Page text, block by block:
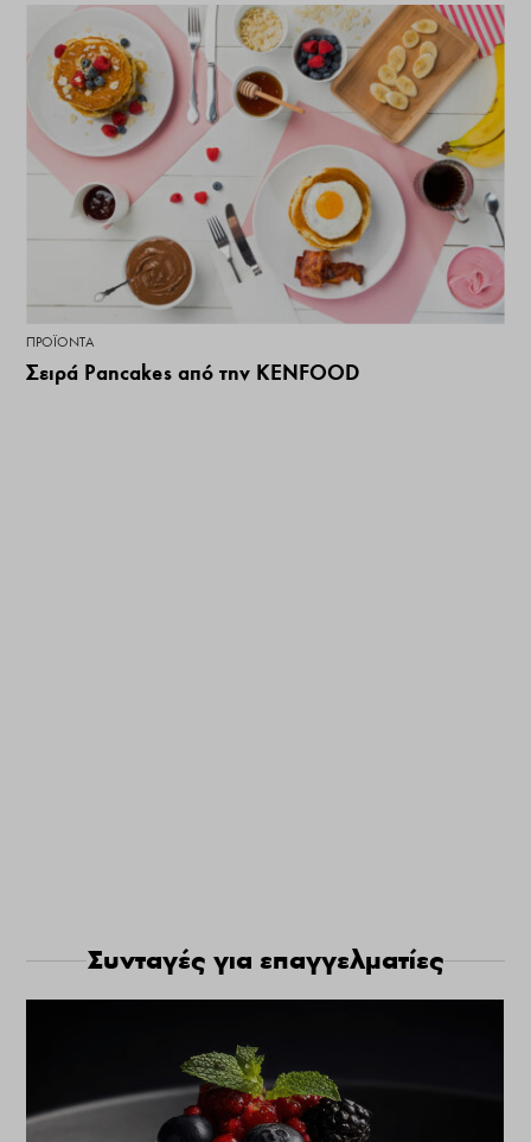
ΠΡΟΪΌΝΤΑ
Σειρά Pancakes από την KENFOOD
Συνταγές για επαγγελματίες